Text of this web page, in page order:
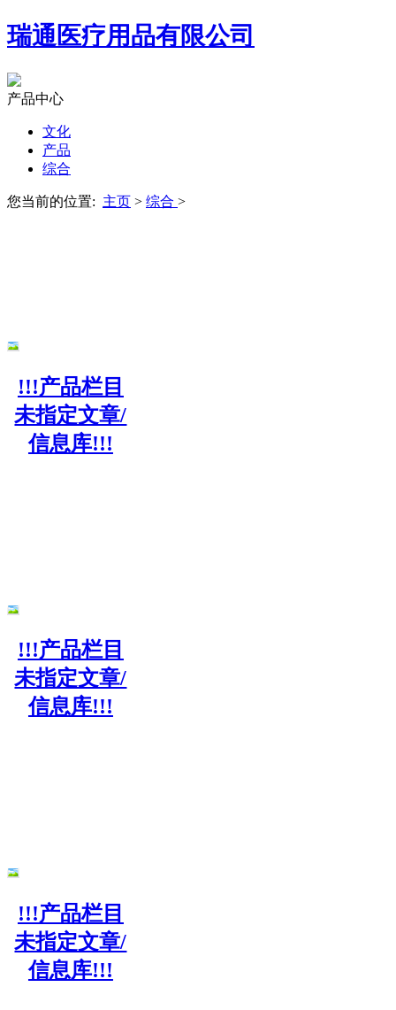
瑞通医疗用品有限公司
产品中心
文化
产品
综合
您当前的位置: 主页 > 综合 >
!!!产品栏目
未指定文章/
信息库!!!
!!!产品栏目
未指定文章/
信息库!!!
!!!产品栏目
未指定文章/
信息库!!!